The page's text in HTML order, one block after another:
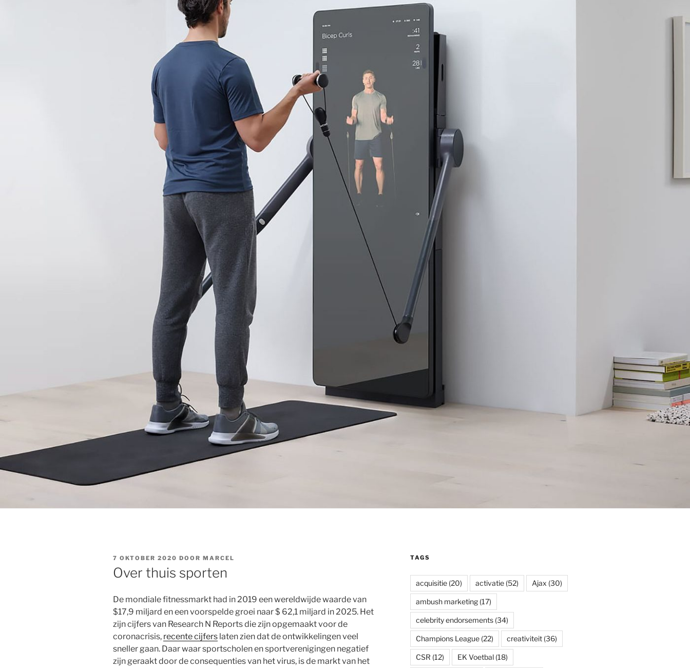
GEPLAATST
OP
7 OKTOBER 2020 DOOR MARCEL
Over thuis sporten
De mondiale fitnessmarkt had in 2019 een wereldwijde waarde van
$17,9 miljard en een voorspelde groei naar $ 62,1 miljard in 2025. Het
zijn cijfers van Research N Reports die zijn opgemaakt voor de
coronacrisis, recente cijfers laten zien dat de ontwikkelingen veel
sneller gaan. Daar waar sportscholen en sportverenigingen negatief
zijn geraakt door de consequenties van het virus, is de markt van het
TAGS
acquisitie(20) activatie(52) Ajax (30)
ambush marketing(17)
celebrity endorsements(34)
Champions League(22) creativiteit(36)
CSR (12) EK Voetbal(18)